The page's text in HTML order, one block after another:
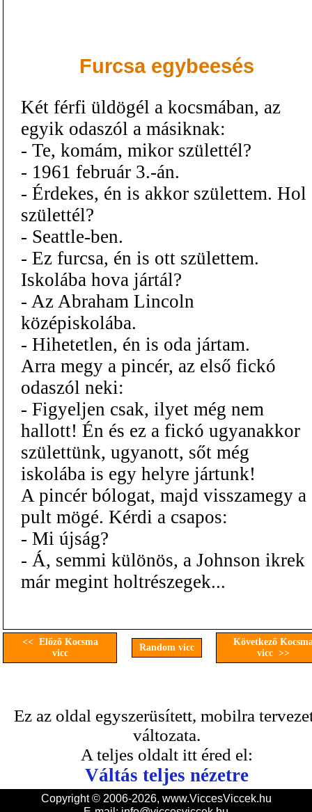
Furcsa egybeesés
Két férfi üldögél a kocsmában, az
egyik odaszól a másiknak:
- Te, komám, mikor születtél?
- 1961 február 3.-án.
- Érdekes, én is akkor születtem. Hol
születtél?
- Seattle-ben.
- Ez furcsa, én is ott születtem.
Iskolába hova jártál?
- Az Abraham Lincoln
középiskolába.
- Hihetetlen, én is oda jártam.
Arra megy a pincér, az első fickó
odaszól neki:
- Figyeljen csak, ilyet még nem
hallott! Én és ez a fickó ugyanakkor
születtünk, ugyanott, sőt még
iskolába is egy helyre jártunk!
A pincér bólogat, majd visszamegy a
pult mögé. Kérdi a csapos:
- Mi újság?
- Á, semmi különös, a Johnson ikrek
már megint holtrészegek...
<< Előző Kocsma
vicc
Random vicc
Következő
vicc >>
Ez az oldal egyszerüsített, mobilra
változata.
A teljes oldalt itt éred el:
Váltás teljes nézetre
Copyright © 2006-2026, www.ViccesViccek.hu